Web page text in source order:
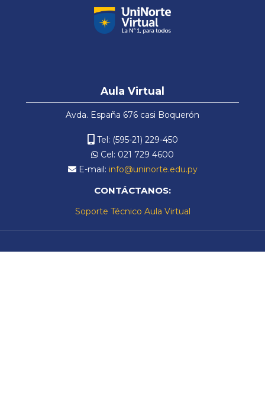
Español - Internacional ‎(es)‎
Aula
Aula Virtual
Avda. España 676 casi Boquerón
Tel: (595-21) 229-450
Cel: 021 729 4600
E-mail: info@uninorte.edu.py
CONTÁCTANOS:
Soporte Técnico Aula Virtual